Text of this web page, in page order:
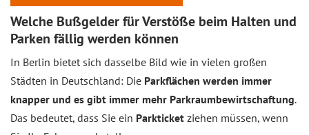
Welche Bußgelder für Verstöße beim Halten und
Parken fällig werden können
In Berlin bietet sich dasselbe Bild wie in vielen großen
Städten in Deutschland: Die Parkflächen werden immer
knapper und es gibt immer mehr Parkraumbewirtschaftung.
Das bedeutet, dass Sie ein Parkticket ziehen müssen, wenn